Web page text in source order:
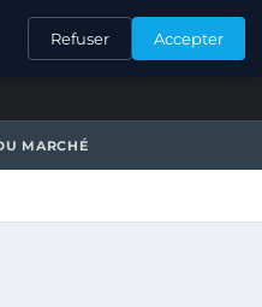
CONTACT
MARCHÉ
Refuser Accepter